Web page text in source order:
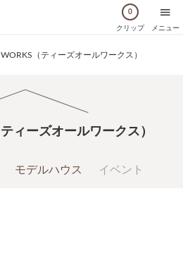
0
クリップ メニュー
WORKS（ティーズオールワークス）
ィーズオールワークス）
モデルハウス イベント